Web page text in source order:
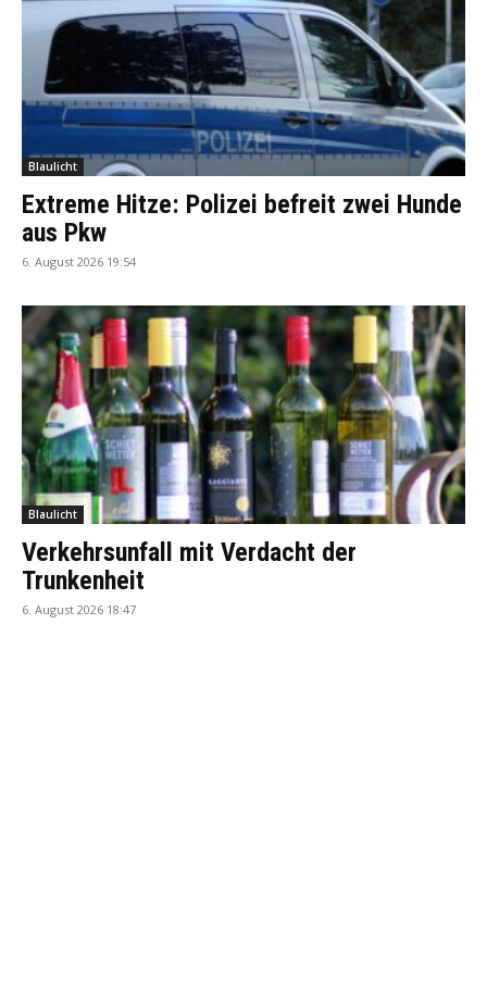
Blaulicht
Extreme Hitze: Polizei befreit zwei Hunde
aus Pkw
6. August 2026 19:54
Blaulicht
Verkehrsunfall mit Verdacht der
Trunkenheit
6. August 2026 18:47